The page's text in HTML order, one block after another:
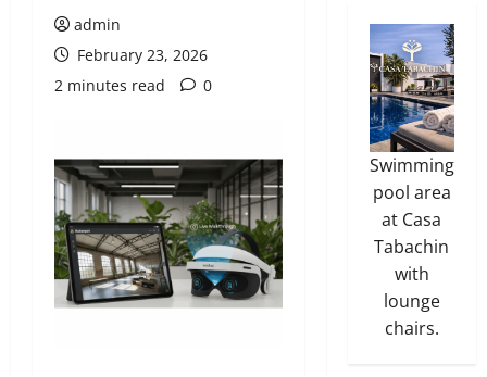
admin
February 23, 2026
2 minutes read
0
Swimming
pool area
at Casa
Tabachin
with
lounge
chairs.